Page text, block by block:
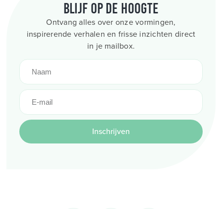
Blijf op de hoogte
Ontvang alles over onze vormingen,
inspirerende verhalen en frisse inzichten direct
in je mailbox.
Inschrijven